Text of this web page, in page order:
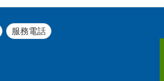
服務電話